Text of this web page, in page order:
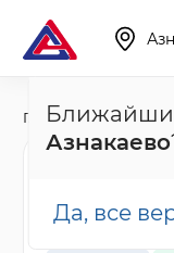
Азнакаево
Да, все
Главная Каталог
(2023-